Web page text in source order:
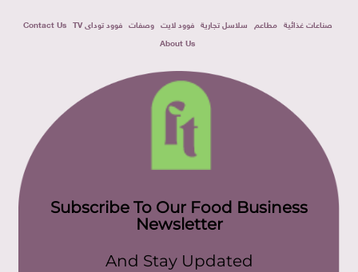
صناعات غذائية مطاعم سلاسل تجارية فوود لايت وصفات فوود توداى TV
Contact Us
About Us
Subscribe To Our Food Business
Newsletter
And Stay Updated